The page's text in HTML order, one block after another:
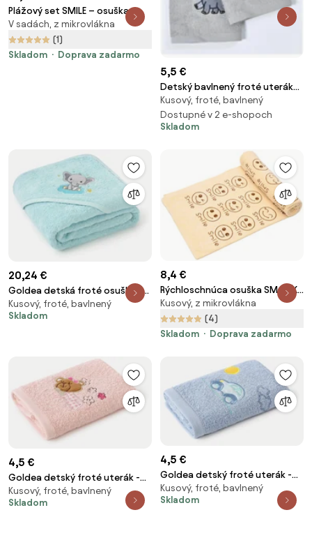
Plážový set SMILE – osuška
100×180 cm a pončo 80×145 cm,
žltý
V sadách, z mikrovlákna
(1)
Skladom
Doprava zadarmo
5,5 €
Detský bavlnený froté uterák
Sloník sivý 30 × 50 cm
Kusový, froté, bavlnený
Dostupné v 2 e-shopoch
Skladom
20,24 €
Goldea detská froté osuška s
kapucňou - sloník na modrej
100 x 100 cm
Kusový, froté, bavlnený
Skladom
8,4 €
Rýchloschnúca osuška SMAJLÍK
70 x 140 cm béžová, 100%
mikrovlákno
Kusový, z mikrovlákna
(4)
Skladom
Doprava zadarmo
4,5 €
Goldea detský froté uterák -
medvedík na ružovej 30 x 50 cm
Kusový, froté, bavlnený
Skladom
4,5 €
Goldea detský froté uterák -
autíčko na modrej 30 x 50 cm
Kusový, froté, bavlnený
Skladom